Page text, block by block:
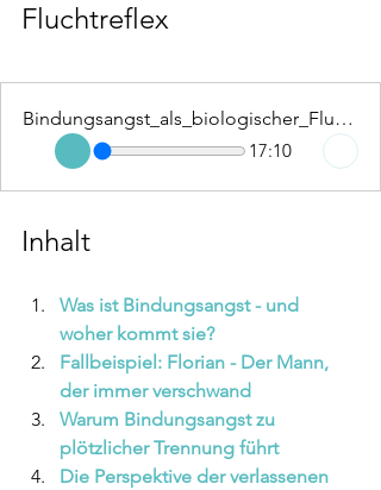
Fluchtreflex
Bindungsangst_als_biologischer_Fluchtreflex
17:10
Inhalt
Was ist Bindungsangst - und
woher kommt sie?
Fallbeispiel: Florian - Der Mann,
der immer verschwand
Warum Bindungsangst zu
plötzlicher Trennung führt
Die Perspektive der verlassenen